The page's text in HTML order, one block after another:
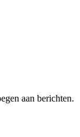
aan berichten.